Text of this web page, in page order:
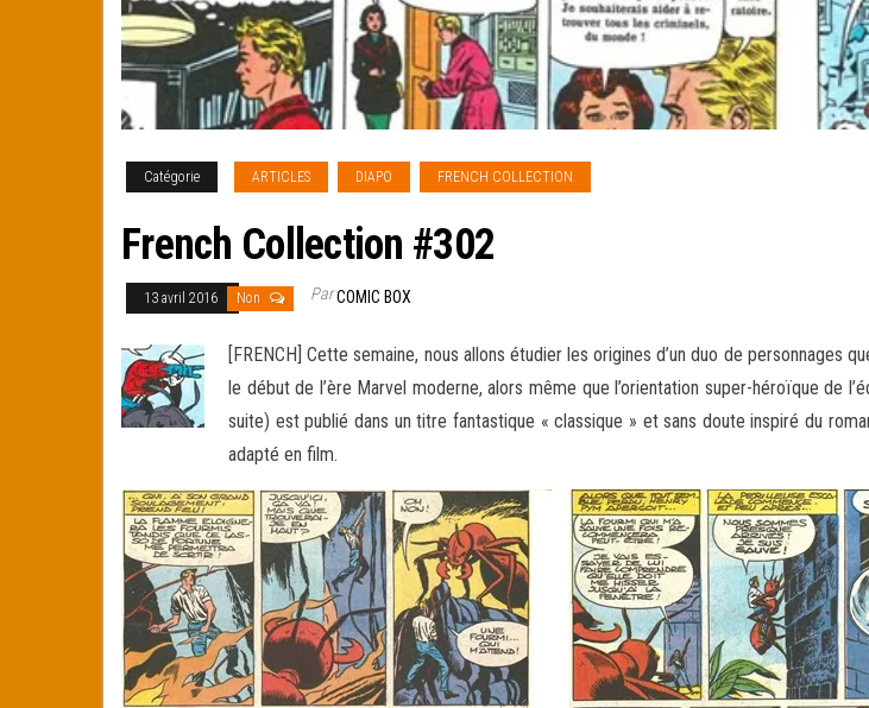
Catégorie ARTICLES DIAPO FRENCH COLLECTION
French Collection #302
13 avril 2016 Non ParCOMIC BOX
[FRENCH] Cette semaine, nous allons étudier les origines d’un duo de personnages
le début de l’ère Marvel moderne, alors même que l’orientation super-héroïque de
suite) est publié dans un titre fantastique « classique » et sans doute inspiré du
adapté en film.